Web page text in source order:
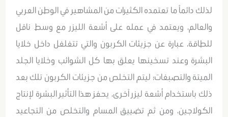
لذلك دائماً ما تعتمده الكثيرات من المشاهير في الوطن العربي
والعالم، ويعتمد في عمله على أشعة الليزر مع وسط ناقل
للطاقة، عبارة عن جزيئات الكربون والتي تتغلغل داخل خلايا
البشرة وعند تسخينها يعلق بها كل الشوائب وخلايا الجلد
الميتة والتصبغات؛ ليتم التخلص من جزيئات الكربون تلك بعد
ذلك باستخدام أشعة ليزر آخرى، يحفز هذا التأثير البشرة لإنتاج
الكولاجين، ومن ثم تضييق المسام والتخلص من التجاعيد